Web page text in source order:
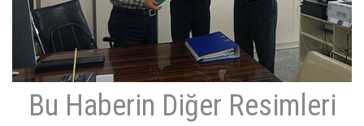
Bu Haberin Diğer Resimleri